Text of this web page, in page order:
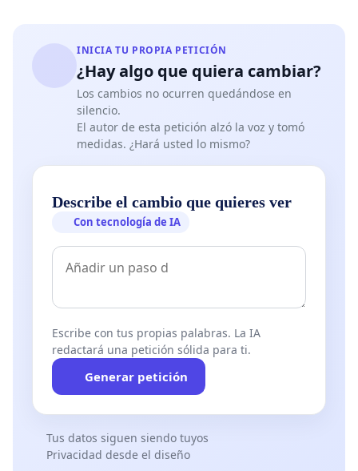
INICIA TU PROPIA PETICIÓN
¿Hay algo que quiera cambiar?
Los cambios no ocurren quedándose en
silencio.
El autor de esta petición alzó la voz y tomó
medidas. ¿Hará usted lo mismo?
Describe el cambio que quieres ver
Con tecnología de IA
Escribe con tus propias palabras. La IA
redactará una petición sólida para ti.
Generar petición
Tus datos siguen siendo tuyos
Privacidad desde el diseño